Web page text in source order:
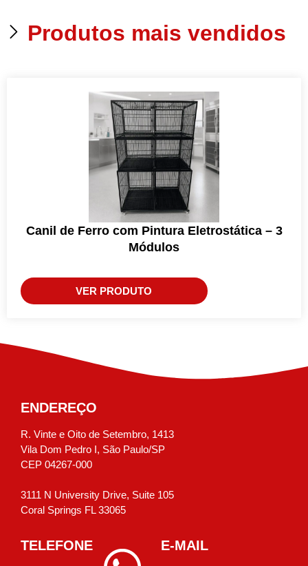
Produtos mais vendidos
Canil de Ferro com Pintura Eletrostática – 3
Módulos
VER PRODUTO
ENDEREÇO
R. Vinte e Oito de Setembro, 1413
Vila Dom Pedro I, São Paulo/SP
CEP 04267-000
3111 N University Drive, Suite 105
Coral Springs FL 33065
TELEFONE E-MAIL